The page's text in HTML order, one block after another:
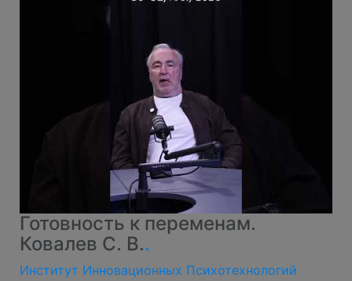
Готовность к переменам.
Ковалев С. В..
Институт Инновационных Психотехнологий